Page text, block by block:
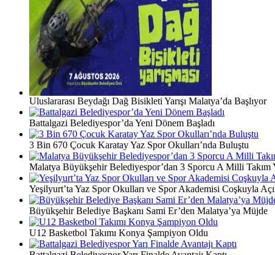
Uluslararası Beydağı Dağ Bisikleti Yarışı Malatya’da Başlıyor
Battalgazi Belediyespor’da Yeni Dönem Başladı
3 Bin 670 Çocuk Karatay Yaz Spor Okulları’nda Buluştu
Malatya Büyükşehir Belediyespor’dan 3 Sporcu A Milli Takım
Yeşilyurt’ta Yaz Spor Okulları ve Spor Akademisi Coşkuyla
Büyükşehir Belediye Başkanı Sami Er’den Malatya’ya Müjde
U12 Basketbol Takımı Konya Şampiyon Oldu